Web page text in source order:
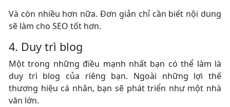
Và còn nhiều hơn nữa. Đơn giản chỉ cần biết nội dung
sẽ làm cho SEO tốt hơn.
4. Duy trì blog
Một trong những điều mạnh nhất bạn có thể làm là
duy trì blog của riêng bạn. Ngoài những lợi thế
thương hiệu cá nhân, bạn sẽ phát triển như một nhà
văn lớn.